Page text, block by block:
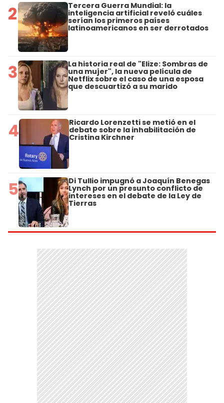
2 Tercera Guerra Mundial: la
inteligencia artificial reveló cuáles
serían los primeros países
latinoamericanos en ser derrotados
3 La historia real de "Elize: Sombras de
una mujer", la nueva película de
Netflix sobre el caso de una esposa
que descuartizó a su marido
4 Ricardo Lorenzetti se metió en el
debate sobre la inhabilitación de
Cristina Kirchner
5 Di Tullio impugnó a Joaquín Benegas
Lynch por un presunto conflicto de
intereses en el debate de la Ley de
Tierras